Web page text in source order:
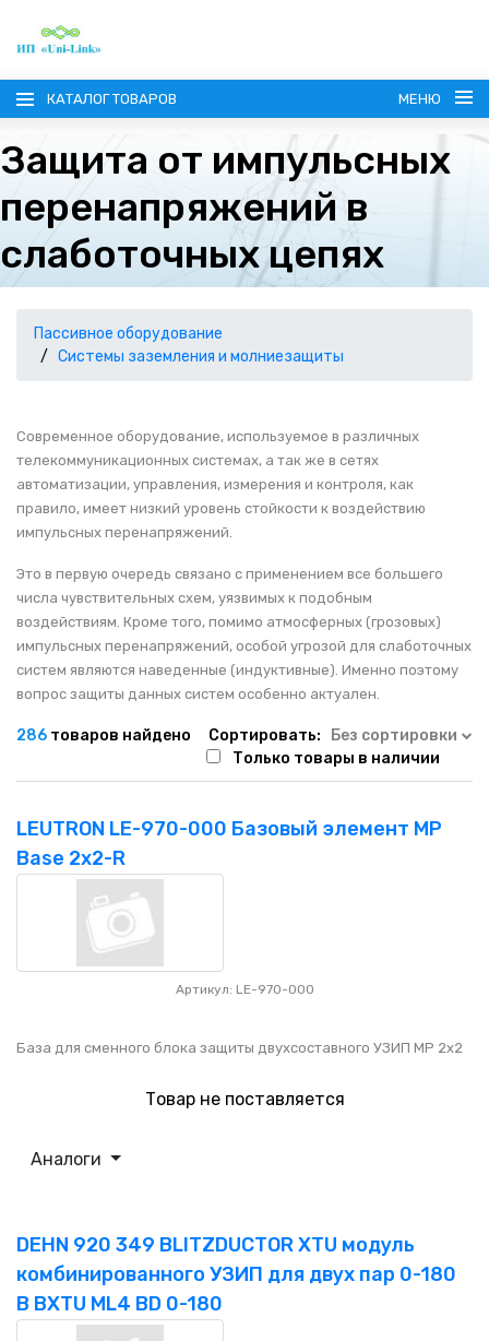
КАТАЛОГ ТОВАРОВ МЕНЮ
ГЛАВНАЯ
О КОМПАНИИ
НАШИ ПОСТАВЩИКИ
НАШИ ПОКУПАТЕЛИ
ГЕОСИНТЕТИЧЕСКИЕ МАТЕРИАЛЫ
КОНТАКТЫ
+7 771 113 7307 manager@uni-link.kz
Защита от импульсных
перенапряжений в
слаботочных цепях
Пассивное оборудование
Системы заземления и молниезащиты
Современное оборудование, используемое в различных
телекоммуникационных системах, а так же в сетях
автоматизации, управления, измерения и контроля, как
правило, имеет низкий уровень стойкости к воздействию
импульсных перенапряжений.
Это в первую очередь связано с применением все большего
числа чувствительных схем, уязвимых к подобным
воздействиям. Кроме того, помимо атмосферных (грозовых)
импульсных перенапряжений, особой угрозой для слаботочных
систем являются наведенные (индуктивные). Именно поэтому
вопрос защиты данных систем особенно актуален.
286 товаров найдено Сортировать:
Без сортировки
Только товары в наличии
LEUTRON LE-970-000 Базовый элемент MP
Base 2x2-R
Артикул: LE-970-000
База для сменного блока защиты двухсоставного УЗИП MP 2х2
Товар не поставляется
Аналоги
DEHN 920 349 BLITZDUCTOR XTU модуль
комбинированного УЗИП для двух пар 0-180
В BXTU ML4 BD 0-180